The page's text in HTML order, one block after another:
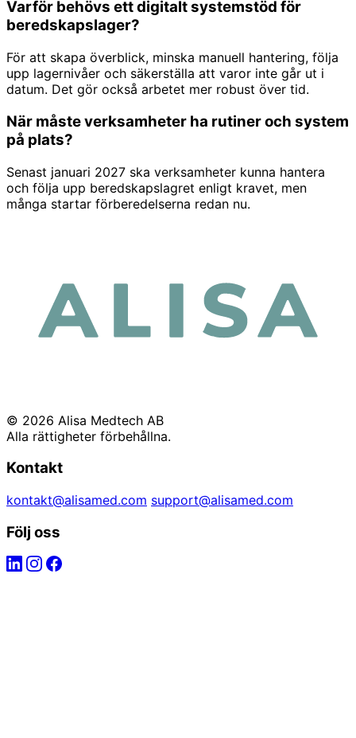
Varför behövs ett digitalt systemstöd för
beredskapslager?
För att skapa överblick, minska manuell hantering, följa
upp lagernivåer och säkerställa att varor inte går ut i
datum. Det gör också arbetet mer robust över tid.
När måste verksamheter ha rutiner och system
på plats?
Senast januari 2027 ska verksamheter kunna hantera
och följa upp beredskapslagret enligt kravet, men
många startar förberedelserna redan nu.
© 2026 Alisa Medtech AB
Alla rättigheter förbehållna.
Kontakt
kontakt@alisamed.com support@alisamed.com
Följ oss